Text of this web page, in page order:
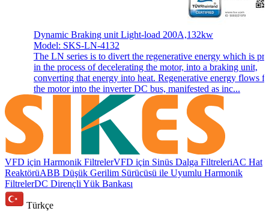
Dynamic Braking unit Light-load 200A,132kw
Model: SKS-LN-4132
The LN series is to divert the regenerative energy which is
in the process of decelerating the motor, into a braking unit,
converting that energy into heat. Regenerative energy flows
the motor into the inverter DC bus, manifested as inc...
VFD için Harmonik FiltrelerVFD için Sinüs Dalga FiltreleriAC Hat
ReaktörüABB Düşük Gerilim Sürücüsü ile Uyumlu Harmonik
FiltrelerDC Dirençli Yük Bankası
Türkçe